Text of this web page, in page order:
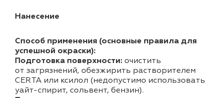
Нанесение
Способ применения (основные правила для
успешной окраски):
Подготовка поверхности: очистить
от загрязнений, обезжирить растворителем
CERTA или ксилол (недопустимо использовать
уайт-спирит, сольвент, бензин).